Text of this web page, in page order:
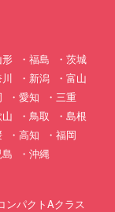
形 福島
茨城
新潟
富山
愛知
三重
鳥取
島根
高知
福岡
沖縄
ンパクトAクラス